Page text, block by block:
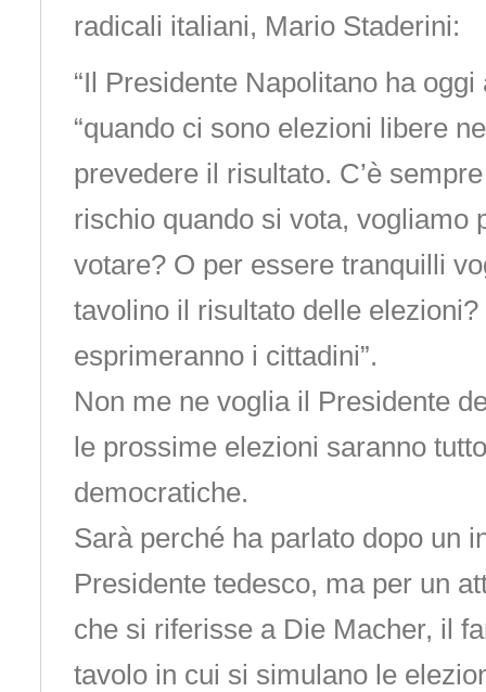
radicali italiani, Mario Staderini:
“Il Presidente Napolitano ha
“quando ci sono elezioni libere
prevedere il risultato. C’è
rischio quando si vota, vogliamo
votare? O per essere tranquilli
tavolino il risultato delle
esprimeranno i cittadini”.
Non me ne voglia il Presidente
le prossime elezioni saranno
democratiche.
Sarà perché ha parlato dopo un
Presidente tedesco, ma per un
che si riferisse a Die Macher, il
tavolo in cui si simulano le